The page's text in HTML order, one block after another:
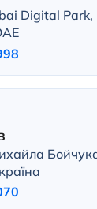
Digital